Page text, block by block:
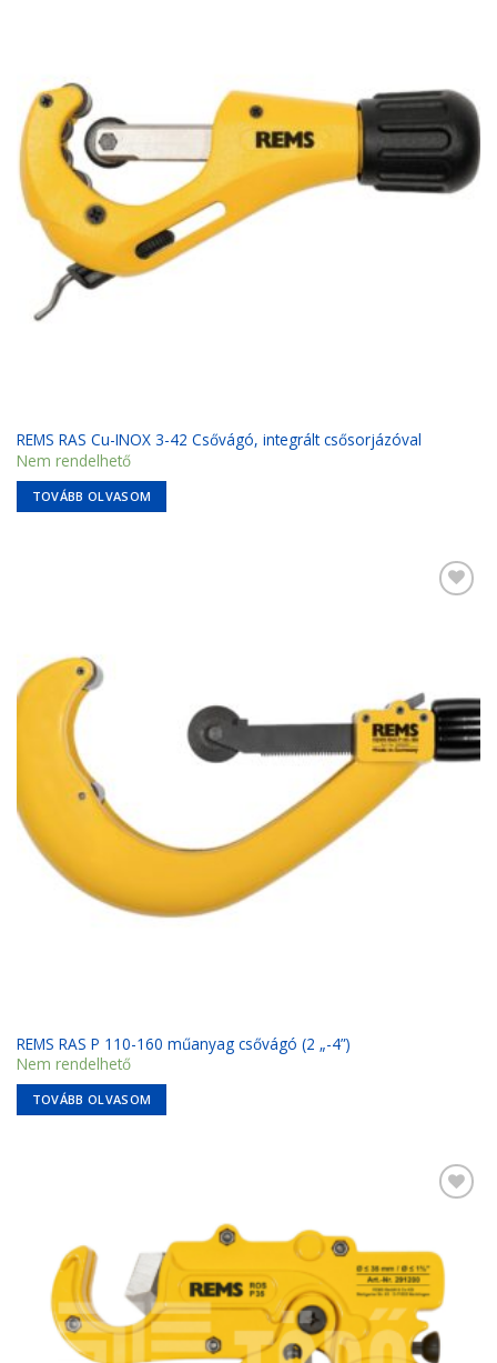
REMS RAS Cu-INOX 3-42 Csővágó, integrált csősorjázóval
Nem rendelhető
TOVÁBB OLVASOM
REMS RAS P 110-160 műanyag csővágó (2 „-4”)
Nem rendelhető
TOVÁBB OLVASOM